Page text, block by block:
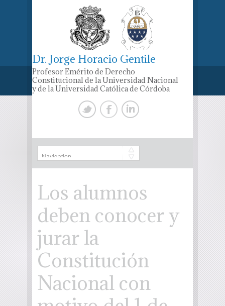
Dr. Jorge Horacio Gentile
Profesor Emérito de Derecho
Constitucional de la Universidad Nacional
y de la Universidad Católica de Córdoba
Los alumnos
deben conocer y
jurar la
Constitución
Nacional con